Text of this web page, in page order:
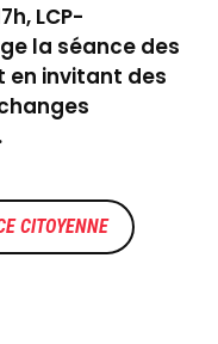
LCP-
la séance des
en invitant des
CITOYENNE